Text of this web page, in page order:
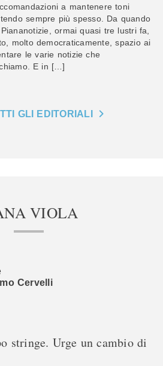
a mantenere toni
sempre più spesso. Da quando
ormai quasi tre lustri fa,
molto democraticamente, spazio ai
le varie notizie che
E in […]
GLI EDITORIALI
VIOLA
Cervelli
stringe. Urge un cambio di